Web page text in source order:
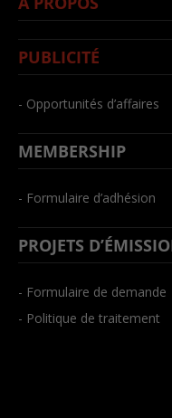
PUBLICITÉ
- Opportunités d’affaires
MEMBERSHIP
- Formulaire d’adhésion
PROJETS
- Formulaire de demande
- Politique de traitement